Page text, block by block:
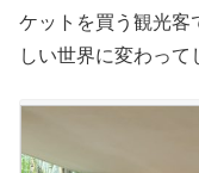
ケットを買う観光客
しい世界に変わって